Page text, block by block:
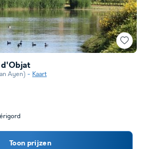
Ayen) Kaart
Toon prijzen